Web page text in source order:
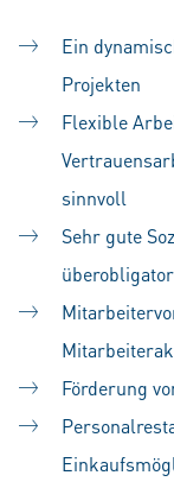
Ein
Projekten
Flexible
sinnvoll
Sehr gute
Förderung